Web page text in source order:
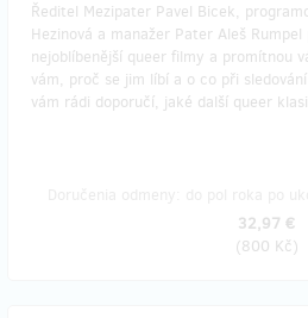
Ředitel Mezipater Pavel Bicek,
Hezinová a manažer Pater Aleš
nejoblíbenější queer filmy a promítnou
vám, proč se jim líbí a o co při
vám rádi doporučí, jaké další queer
32,97 €
(800 Kč)